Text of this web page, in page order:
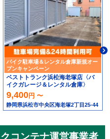
バイク駐車場＆レンタル倉庫新規オー
プンキャンペーン
ベストトランク浜松海老塚店〈バ
イクガレージ＆レンタル倉庫〉
9,400円 〜
静岡県浜松市中央区海老塚2丁目25-44
コンテナ運営事業者